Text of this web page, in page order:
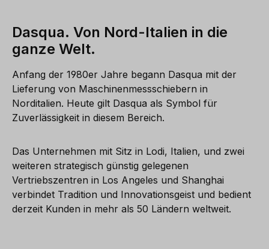
Dasqua. Von Nord-Italien in die
ganze Welt.
Anfang der 1980er Jahre begann Dasqua mit der
Lieferung von Maschinenmessschiebern in
Norditalien. Heute gilt Dasqua als Symbol für
Zuverlässigkeit in diesem Bereich.
Das Unternehmen mit Sitz in Lodi, Italien, und zwei
weiteren strategisch günstig gelegenen
Vertriebszentren in Los Angeles und Shanghai
verbindet Tradition und Innovationsgeist und bedient
derzeit Kunden in mehr als 50 Ländern weltweit.